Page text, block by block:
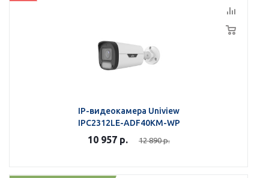
IP-видеокамера Uniview
IPC2312LE-ADF40KM-WP
10 957 р. 12 890р.